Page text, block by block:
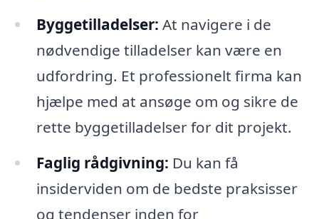
Byggetilladelser: At navigere i de
nødvendige tilladelser kan være en
udfordring. Et professionelt firma kan
hjælpe med at ansøge om og sikre de
rette byggetilladelser for dit projekt.
Faglig rådgivning: Du kan få
insiderviden om de bedste praksisser
og tendenser inden for